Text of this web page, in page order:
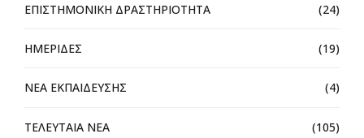
ΕΠΙΣΤΗΜΟΝΙΚΗ ΔΡΑΣΤΗΡΙΟΤΗΤΑ (24)
ΗΜΕΡΙΔΕΣ (19)
ΝΕΑ ΕΚΠΑΙΔΕΥΣΗΣ (4)
ΤΕΛΕΥΤΑΙΑ ΝΕΑ (105)